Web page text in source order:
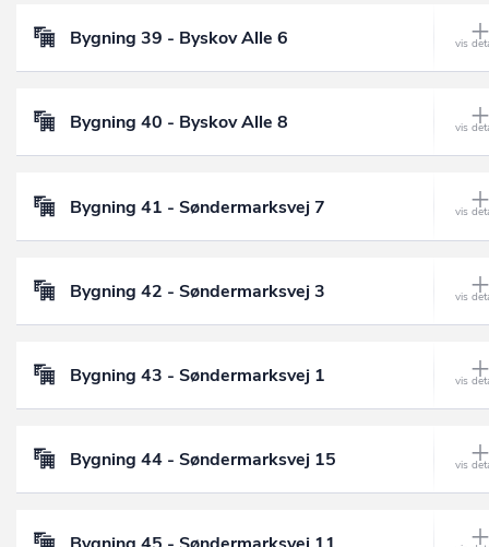
Bygning 39 - Byskov Alle 6
Bygning 40 - Byskov Alle 8
Bygning 41 - Søndermarksvej 7
Bygning 42 - Søndermarksvej 3
Bygning 43 - Søndermarksvej 1
Bygning 44 - Søndermarksvej 15